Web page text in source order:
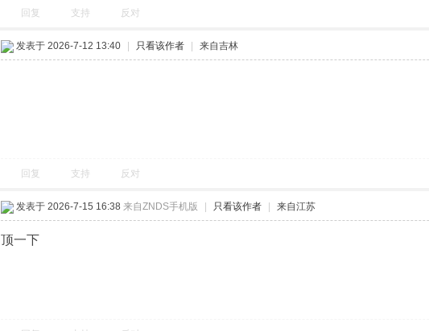
回复 支持 反对
发表于 2026-7-12 13:40 只看该作者 来自吉林
回复 支持 反对
发表于 2026-7-15 16:38 来自ZNDS手机版 只看该作者 来自江苏
顶一下